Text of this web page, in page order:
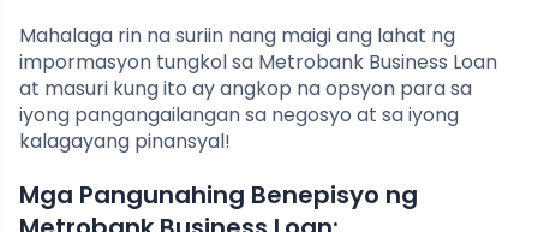
Mahalaga rin na suriin nang maigi ang lahat ng
impormasyon tungkol sa Metrobank Business Loan
at masuri kung ito ay angkop na opsyon para sa
iyong pangangailangan sa negosyo at sa iyong
kalagayang pinansyal!
Mga Pangunahing Benepisyo ng